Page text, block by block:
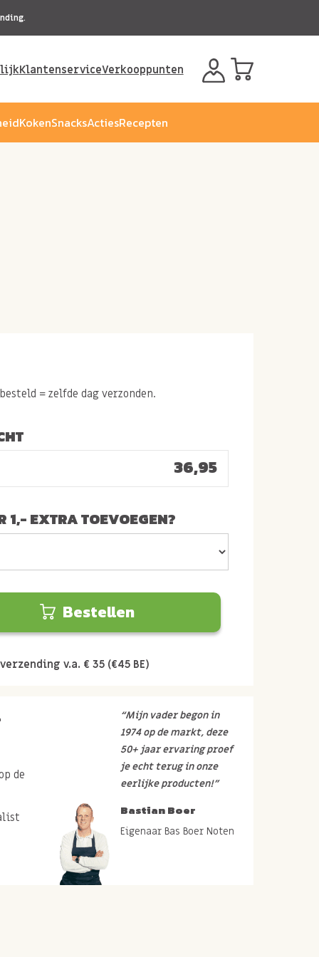
KlantenserviceVerkooppunten
KokenSnacksActiesRecepten
= zelfde dag verzonden.
36,95
1,- EXTRA TOEVOEGEN?
Bestellen
v.a. € 35 (€45 BE)
de
“Mijn vader begon in
1974 op de markt, deze
50+ jaar ervaring proef
je echt terug in onze
eerlijke producten!”
Bastian Boer
Eigenaar Bas Boer Noten